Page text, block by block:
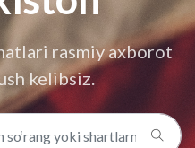
rasmiy axborot
kelibsiz.